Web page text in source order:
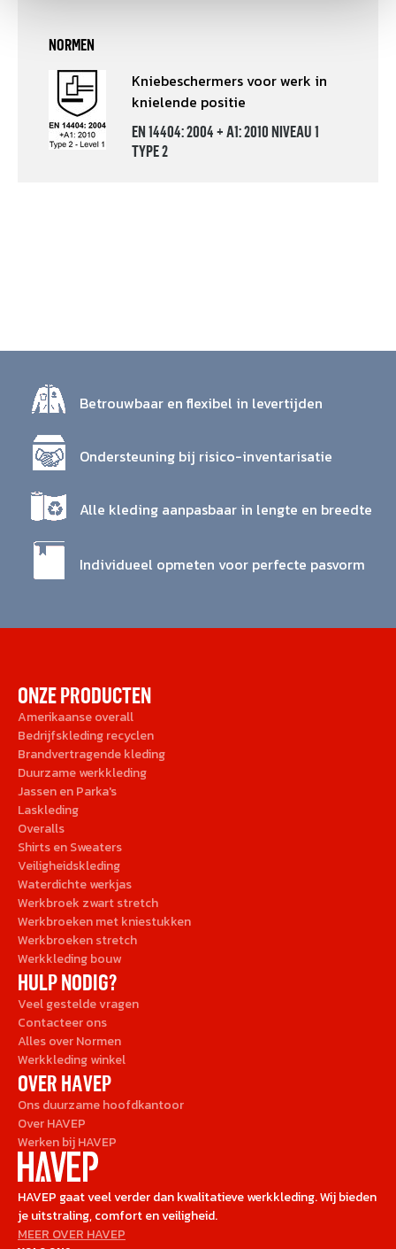
NORMEN
Kniebeschermers voor werk in
knielende positie
EN 14404: 2004 + A1: 2010 NIVEAU 1
TYPE 2
Betrouwbaar en flexibel in levertijden
Ondersteuning bij risico-inventarisatie
Alle kleding aanpasbaar in lengte en breedte
Individueel opmeten voor perfecte pasvorm
HAVEP gaat veel verder dan kwalitatieve werkkleding. Wij bieden
je uitstraling, comfort en veiligheid.
MEER OVER HAVEP
ONZE PRODUCTEN
Amerikaanse overall
Bedrijfskleding recyclen
Brandvertragende kleding
Duurzame werkkleding
Jassen en Parka's
Laskleding
Overalls
Shirts en Sweaters
Veiligheidskleding
Waterdichte werkjas
Werkbroek zwart stretch
Werkbroeken met kniestukken
Werkbroeken stretch
Werkkleding bouw
HULP NODIG?
Veel gestelde vragen
Contacteer ons
Alles over Normen
Werkkleding winkel
OVER HAVEP
Ons duurzame hoofdkantoor
Over HAVEP
Werken bij HAVEP